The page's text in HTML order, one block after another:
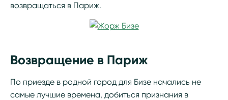
возвращаться в Париж.
Возвращение в Париж
По приезде в родной город для Бизе начались не
самые лучшие времена, добиться признания в